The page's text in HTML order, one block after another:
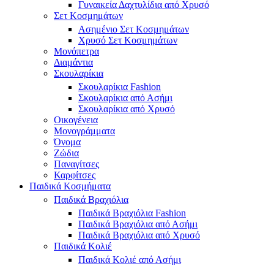
Γυναικεία Δαχτυλίδια από Χρυσό
Σετ Κοσμημάτων
Ασημένιο Σετ Κοσμημάτων
Χρυσό Σετ Κοσμημάτων
Μονόπετρα
Διαμάντια
Σκουλαρίκια
Σκουλαρίκια Fashion
Σκουλαρίκια από Ασήμι
Σκουλαρίκια από Χρυσό
Οικογένεια
Μονογράμματα
Όνομα
Ζώδια
Παναγίτσες
Καρφίτσες
Παιδικά Κοσμήματα
Παιδικά Βραχιόλια
Παιδικά Βραχιόλια Fashion
Παιδικά Βραχιόλια από Ασήμι
Παιδικά Βραχιόλια από Χρυσό
Παιδικά Κολιέ
Παιδικά Κολιέ από Ασήμι